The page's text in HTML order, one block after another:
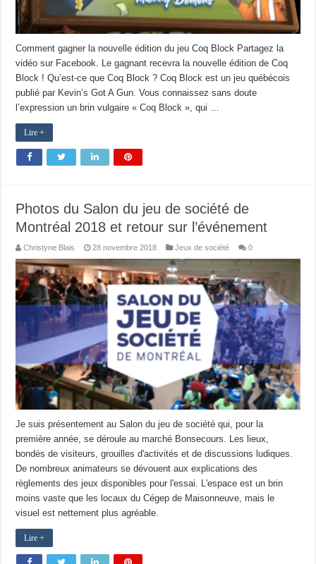
Comment gagner la nouvelle édition du jeu Coq Block Partagez la
vidéo sur Facebook. Le gagnant recevra la nouvelle édition de Coq
Block ! Qu’est-ce que Coq Block ? Coq Block est un jeu québécois
publié par Kevin’s Got A Gun. Vous connaissez sans doute
l’expression un brin vulgaire « Coq Block », qui …
Lire +
Photos du Salon du jeu de société de
Montréal 2018 et retour sur l’événement
Christyne Blais 28 novembre 2018 Jeux de société 0
Je suis présentement au Salon du jeu de société qui, pour la
première année, se déroule au marché Bonsecours. Les lieux,
bondés de visiteurs, grouilles d'activités et de discussions ludiques.
De nombreux animateurs se dévouent aux explications des
règlements des jeux disponibles pour l'essai. L'espace est un brin
moins vaste que les locaux du Cégep de Maisonneuve, mais le
visuel est nettement plus agréable.
Lire +